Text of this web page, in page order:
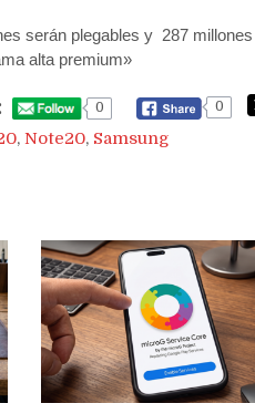
serán plegables y 287
alta premium»
0 0
, Note20, Samsung